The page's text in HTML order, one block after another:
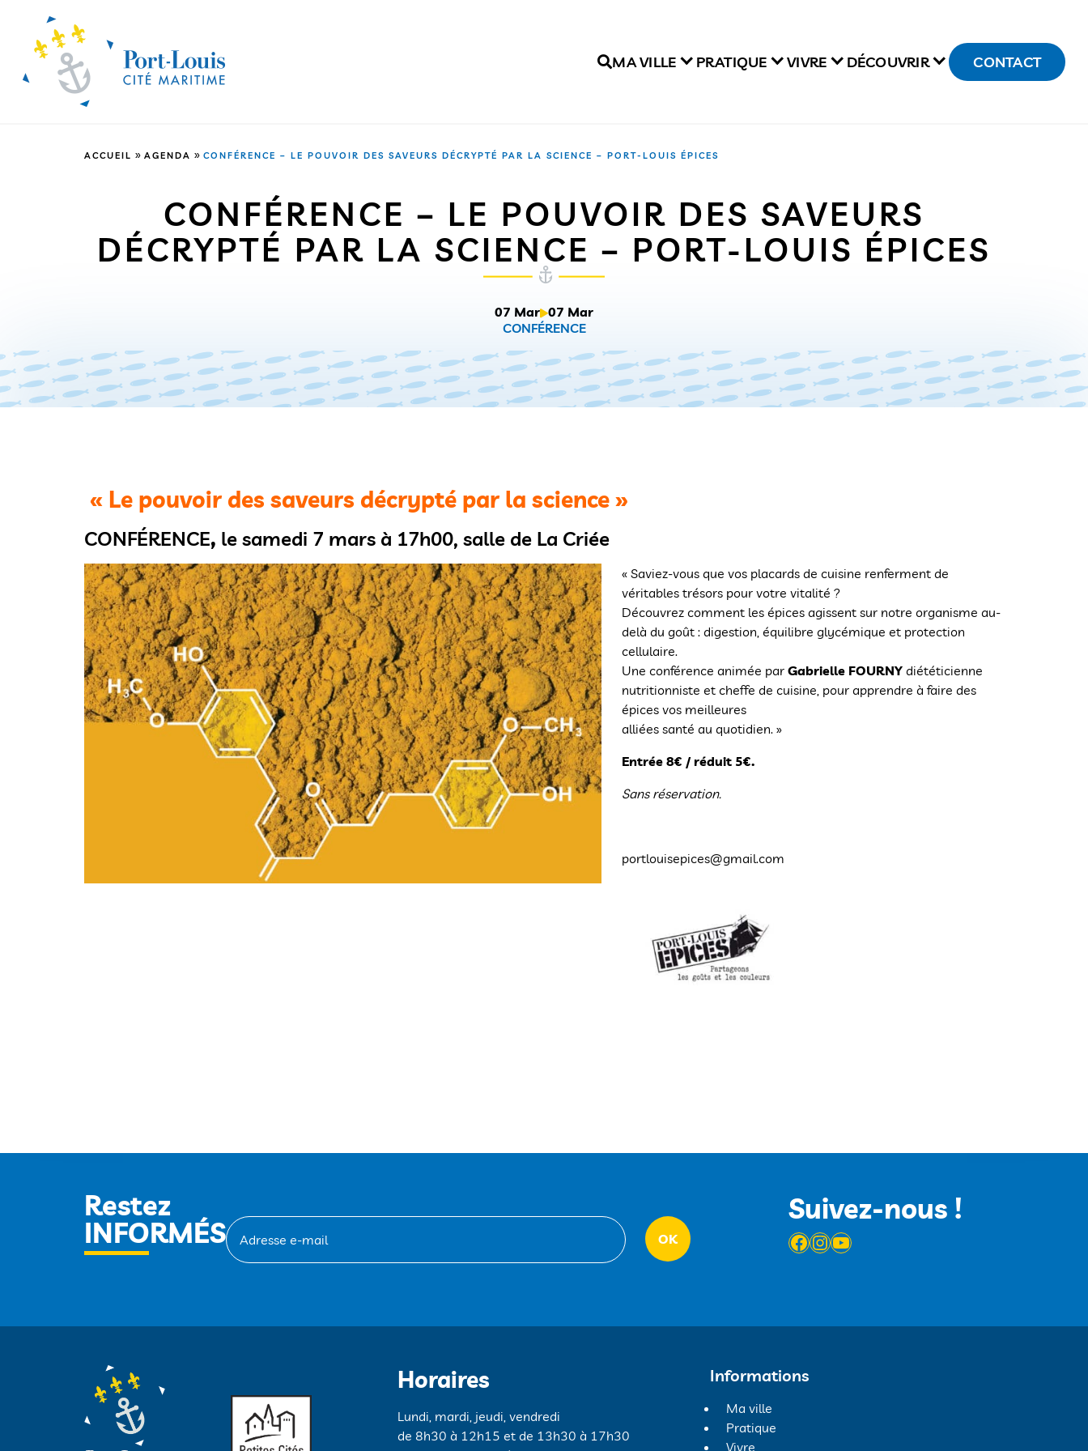
MA VILLE PRATIQUE VIVRE DÉCOUVRIR CONTACT
ACCUEIL » AGENDA » CONFÉRENCE – LE POUVOIR DES SAVEURS DÉCRYPTÉ PAR LA SCIENCE – PORT-LOUIS ÉPICES
CONFÉRENCE – LE POUVOIR DES SAVEURS
DÉCRYPTÉ PAR LA SCIENCE – PORT-LOUIS ÉPICES
07 Mar 07 Mar
CONFÉRENCE
« Le pouvoir des saveurs décrypté par la science »
CONFÉRENCE, le samedi 7 mars à 17h00, salle de La Criée
« Saviez-vous que vos placards de cuisine renferment de
véritables trésors pour votre vitalité ?
Découvrez comment les épices agissent sur notre organisme au-
delà du goût : digestion, équilibre glycémique et protection
cellulaire.
Une conférence animée par Gabrielle FOURNY diététicienne
nutritionniste et cheffe de cuisine, pour apprendre à faire des
épices vos meilleures
alliées santé au quotidien. »
Entrée 8€ / réduit 5€.
Sans réservation.
portlouisepices@gmail.com
Restez
INFORMÉS
Suivez-nous !
Facebook
Instagram
YouTube
Horaires
Lundi, mardi, jeudi, vendredi
de 8h30 à 12h15 et de 13h30 à 17h30
Informations
Ma ville
Pratique
Vivre